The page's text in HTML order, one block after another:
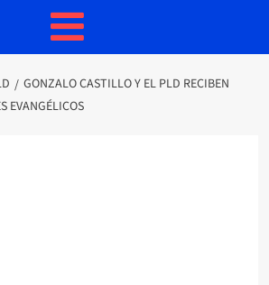
GONZALO CASTILLO Y EL PLD RECIBEN
EVANGÉLICOS